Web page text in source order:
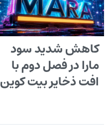
کاهش شدید سود
مارا در فصل دوم با
افت ذخایر بیت کوین